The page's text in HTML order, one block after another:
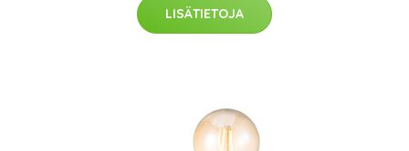
LISÄTIETOJA